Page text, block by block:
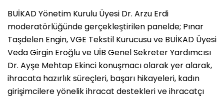
BUİKAD Yönetim Kurulu Üyesi Dr. Arzu Erdi
moderatörlüğünde gerçekleştirilen panelde; Pınar
Taşdelen Engin, VGE Tekstil Kurucusu ve BUİKAD Üyesi
Veda Girgin Eroğlu ve UİB Genel Sekreter Yardımcısı
Dr. Ayşe Mehtap Ekinci konuşmacı olarak yer alarak,
ihracata hazırlık süreçleri, başarı hikayeleri, kadın
girişimcilere yönelik ihracat destekleri ve ihracatçı